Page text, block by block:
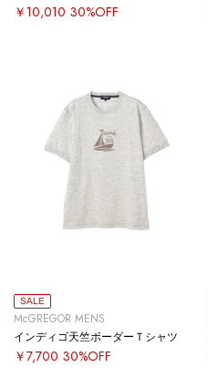
￥10,010 30%OFF
SALE
McGREGOR MENS
インディゴ天竺ボーダーＴシャツ
￥7,700 30%OFF